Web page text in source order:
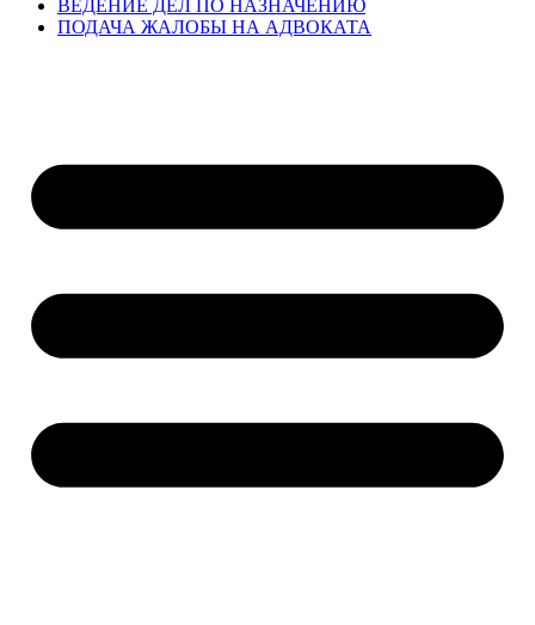
ВЕДЕНИЕ ДЕЛ ПО НАЗНАЧЕНИЮ
ПОДАЧА ЖАЛОБЫ НА АДВОКАТА